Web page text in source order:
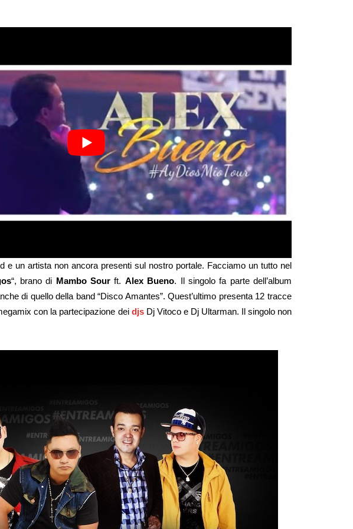
e un artista non ancora presenti sul nostro portale. Facciamo un tutto nel
“, brano di Mambo Sour ft. Alex Bueno. Il singolo fa parte dell’album
di quello della band “Disco Amantes”. Quest’ultimo presenta 12 tracce
con la partecipazione dei djsDj Vitoco e Dj Ultarman. Il singolo non